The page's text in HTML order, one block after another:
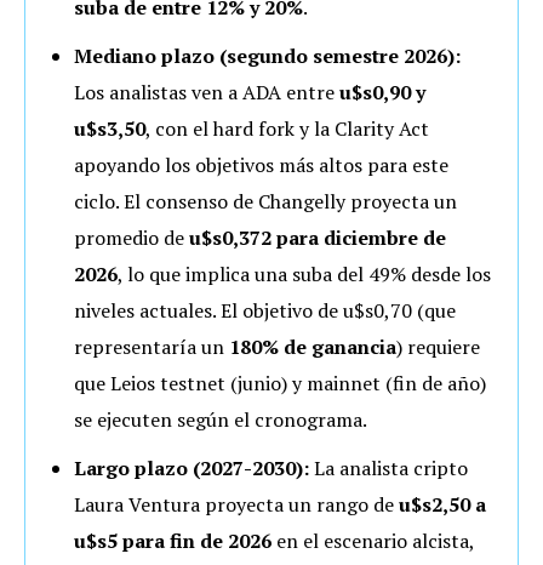
suba de entre 12% y 20%.
Mediano plazo (segundo semestre 2026):
Los analistas ven a ADA entreu$s0,90 y
u$s3,50, con el hard fork y la Clarity Act
apoyando los objetivos más altos para este
ciclo. El consenso de Changelly proyecta un
promedio deu$s0,372 para diciembre de
2026, lo que implica una suba del 49% desde los
niveles actuales. El objetivo de u$s0,70 (que
representaría un 180% de ganancia) requiere
que Leios testnet (junio) y mainnet (fin de año)
se ejecuten según el cronograma.
Largo plazo (2027-2030):La analista cripto
Laura Ventura proyecta un rango deu$s2,50 a
u$s5 para fin de 2026 en el escenario alcista,